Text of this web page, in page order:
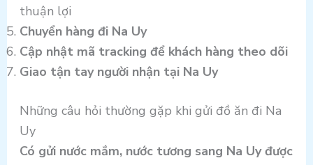
thuận lợi
Chuyển hàng đi Na Uy
Cập nhật mã tracking để khách hàng theo dõi
Giao tận tay người nhận tại Na Uy
Những câu hỏi thường gặp khi gửi đồ ăn đi Na
Uy
Có gửi nước mắm, nước tương sang Na Uy được